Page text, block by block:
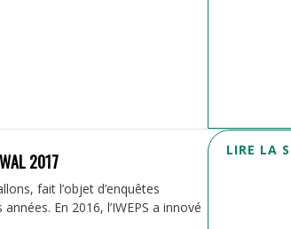
2017
fait l’objet d’enquêtes
En 2016, l’IWEPS a innové
LIRE LA